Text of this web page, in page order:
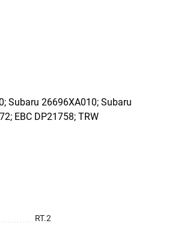
Subaru 26696XA010; Subaru
EBC DP21758; TRW
RT.2